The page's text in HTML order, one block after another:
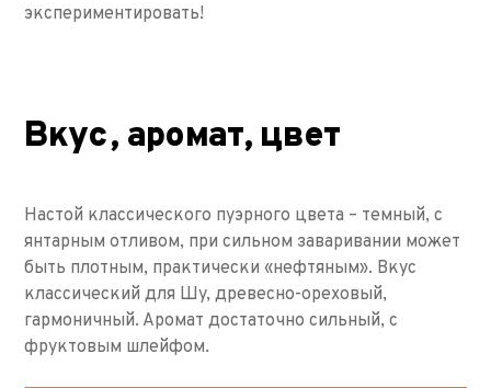
экспериментировать!
Вкус, аромат, цвет
Настой классического пуэрного цвета – темный, с
янтарным отливом, при сильном заваривании может
быть плотным, практически «нефтяным». Вкус
классический для Шу, древесно-ореховый,
гармоничный. Аромат достаточно сильный, с
фруктовым шлейфом.